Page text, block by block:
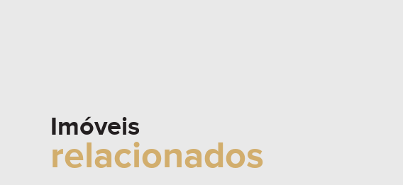
Imóveis
relacionados